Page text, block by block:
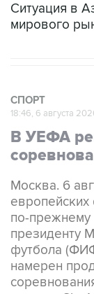
Ситуация в
мирового
СПОРТ
18:46, 6 августа
В УЕФА
Москва. 6
по-прежнему
президенту
футбола
намерен